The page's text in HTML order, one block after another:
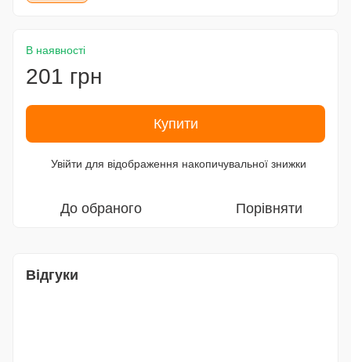
В наявності
201 грн
Купити
Увійти для відображення накопичувальної знижки
До обраного Порівняти
Відгуки